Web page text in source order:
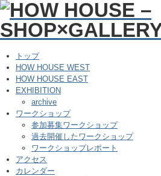
トップ
HOW HOUSE WEST
HOW HOUSE EAST
EXHIBITION
archive
ワークショップ
参加募集ワークショップ
過去開催したワークショップ
ワークショップレポート
アクセス
カレンダー